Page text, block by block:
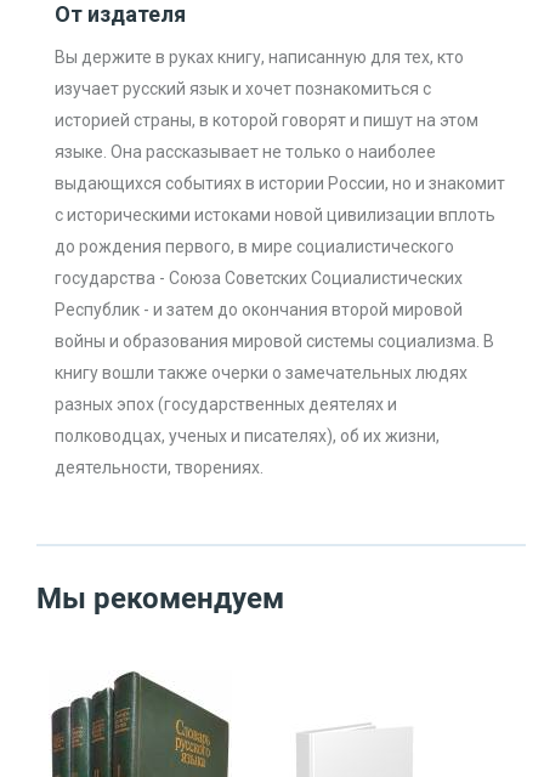
От издателя
Вы держите в руках книгу, написанную для тех, кто
изучает русский язык и хочет познакомиться с
историей страны, в которой говорят и пишут на этом
языке. Она рассказывает не только о наиболее
выдающихся событиях в истории России, но и знакомит
с историческими истоками новой цивилизации вплоть
до рождения первого, в мире социалистического
государства - Союза Советских Социалистических
Республик - и затем до окончания второй мировой
войны и образования мировой системы социализма. В
книгу вошли также очерки о замечательных людях
разных эпох (государственных деятелях и
полководцах, ученых и писателях), об их жизни,
деятельности, творениях.
Мы рекомендуем